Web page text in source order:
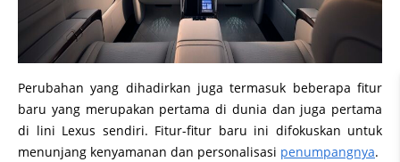
Perubahan yang dihadirkan juga termasuk beberapa fitur
baru yang merupakan pertama di dunia dan juga pertama
di lini Lexus sendiri. Fitur-fitur baru ini difokuskan untuk
menunjang kenyamanan dan personalisasi penumpangnya.